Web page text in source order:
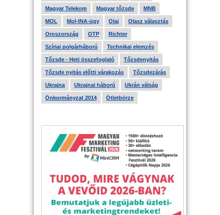
Magyar Telekom Magyar tőzsde MNB
MOL Mol-INA-ügy Olaj Olasz választás
Oroszország OTP Richter
Szíriai polgárháború Technikai elemzés
Tőzsde - Heti összefoglaló Tőzsdenyitás
Tőzsde nyitás előtti várakozás Tőzsdezárás
Ukrajna Ukrajnai háború Ukrán válság
Önkormányzat 2014 Ötletbörze